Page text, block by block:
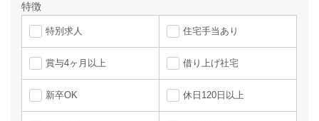
特徴
特別求人 住宅手当あり
賞与4ヶ月以上 借り上げ社宅
新卒OK 休日120日以上